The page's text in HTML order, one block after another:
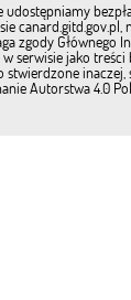
canard.gitd.gov.pl,
zgody Głównego
serwisie jako
inaczej,
Autorstwa 4.0